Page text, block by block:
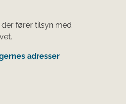
fører tilsyn med
adresser